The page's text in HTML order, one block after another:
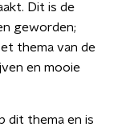
Dit is de
geworden;
thema van de
en mooie
dit thema en is